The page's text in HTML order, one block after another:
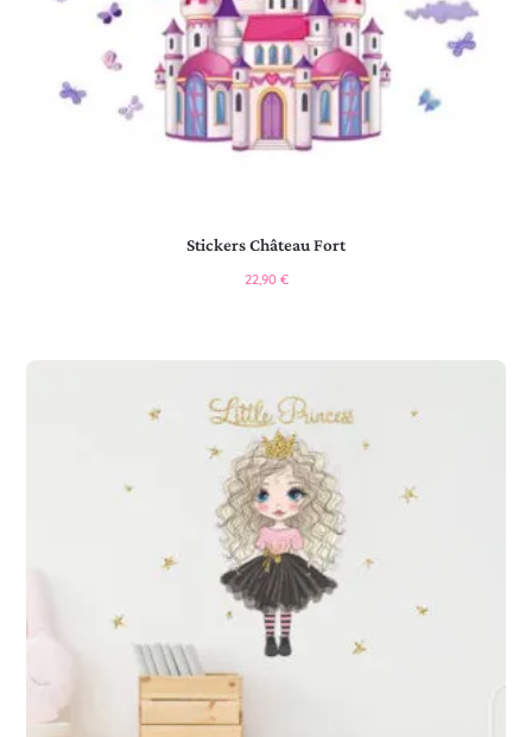
Stickers Château Fort
22,90 €